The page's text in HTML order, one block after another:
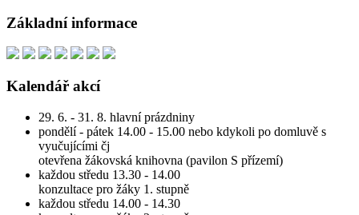
Základní informace
Kalendář akcí
29. 6. - 31. 8. hlavní prázdniny
pondělí - pátek 14.00 - 15.00 nebo kdykoli po domluvě s
vyučujícími čj
otevřena žákovská knihovna (pavilon S přízemí)
každou středu 13.30 - 14.00
konzultace pro žáky 1. stupně
každou středu 14.00 - 14.30